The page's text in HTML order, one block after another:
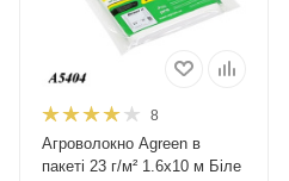
8
Агроволокно Agreen в
пакеті 23 г/м² 1.6х10 м Біле